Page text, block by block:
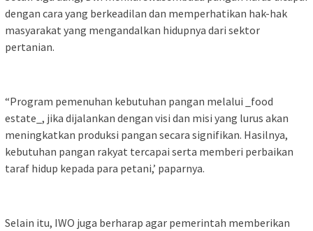
dengan cara yang berkeadilan dan memperhatikan hak-hak
masyarakat yang mengandalkan hidupnya dari sektor
pertanian.
“Program pemenuhan kebutuhan pangan melalui _food
estate_, jika dijalankan dengan visi dan misi yang lurus akan
meningkatkan produksi pangan secara signifikan. Hasilnya,
kebutuhan pangan rakyat tercapai serta memberi perbaikan
taraf hidup kepada para petani,’ paparnya.
Selain itu, IWO juga berharap agar pemerintah memberikan